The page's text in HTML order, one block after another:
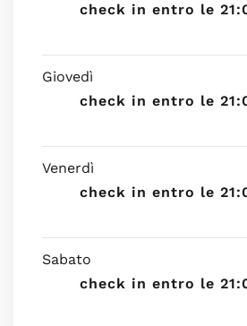
check in entro le
Giovedì
check in entro le
Venerdì
check in entro le
Sabato
check in entro le